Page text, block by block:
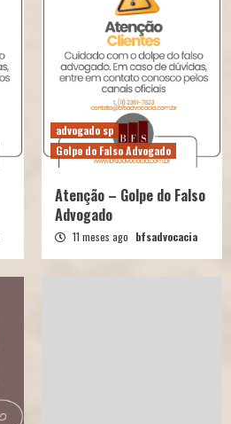
advogado sp
Golpe do Falso Advogado
Atenção – Golpe do Falso
Advogado
11 meses ago bfsadvocacia